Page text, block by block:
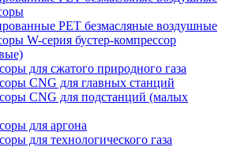
PET безмасляные воздушные
W-серия бустер-компрессор
для сжатого природного газа
CNG для главных станций
CNG для подстанций (малых
для аргона
для технологического газа